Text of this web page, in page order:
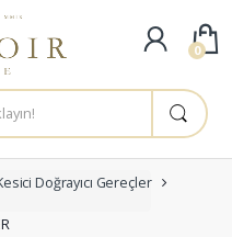
Doğrayıcı Gereçler
0